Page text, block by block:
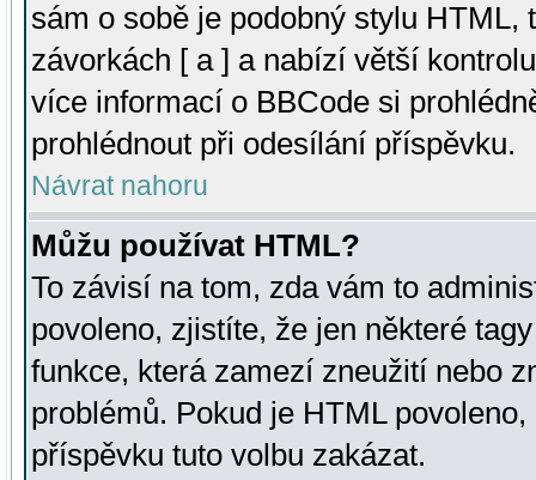
sám o sobě je podobný stylu HTML,
závorkách [ a ] a nabízí větší
více informací o BBCode si
prohlédnout při odesílání příspěvku.
Návrat nahoru
Můžu používat HTML?
To závisí na tom, zda vám to
povoleno, zjistíte, že jen některé
funkce, která zamezí zneužití nebo
problémů. Pokud je HTML
příspěvku tuto volbu zakázat.